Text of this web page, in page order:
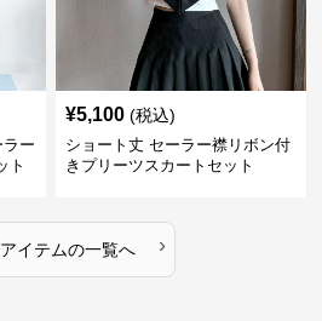
ー
ト
¥5,100 (税込)
ショート丈 セーラー襟リボン付
きプリーツスカートセット
イテムの一覧へ ›